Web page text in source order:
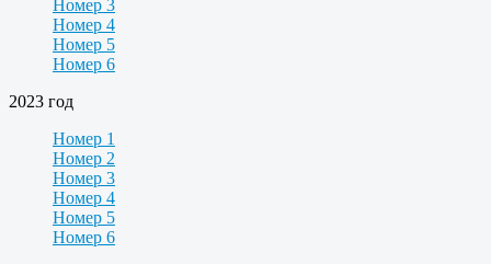
Номер 3
Номер 4
Номер 5
Номер 6
2023 год
Номер 1
Номер 2
Номер 3
Номер 4
Номер 5
Номер 6